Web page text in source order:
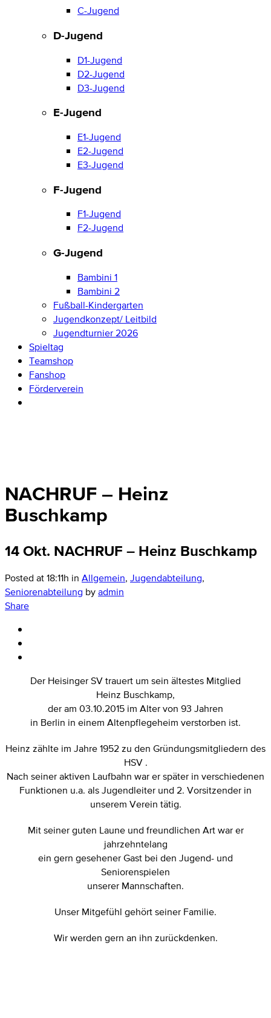
C-Jugend
D-Jugend
D1-Jugend
D2-Jugend
D3-Jugend
E-Jugend
E1-Jugend
E2-Jugend
E3-Jugend
F-Jugend
F1-Jugend
F2-Jugend
G-Jugend
Bambini 1
Bambini 2
Fußball-Kindergarten
Jugendkonzept/ Leitbild
Jugendturnier 2026
Spieltag
Teamshop
Fanshop
Förderverein
NACHRUF – Heinz
Buschkamp
14 Okt. NACHRUF – Heinz Buschkamp
Posted at 18:11h in Allgemein, Jugendabteilung,
Seniorenabteilung byadmin
Share
Der Heisinger SV trauert um sein ältestes Mitglied
Heinz Buschkamp,
der am 03.10.2015 im Alter von 93 Jahren
in Berlin in einem Altenpflegeheim verstorben ist.
Heinz zählte im Jahre 1952 zu den Gründungsmitgliedern des
HSV .
Nach seiner aktiven Laufbahn war er später in verschiedenen
Funktionen u.a. als Jugendleiter und 2. Vorsitzender in
unserem Verein tätig.
Mit seiner guten Laune und freundlichen Art war er
jahrzehntelang
ein gern gesehener Gast bei den Jugend- und
Seniorenspielen
unserer Mannschaften.
Unser Mitgefühl gehört seiner Familie.
Wir werden gern an ihn zurückdenken.